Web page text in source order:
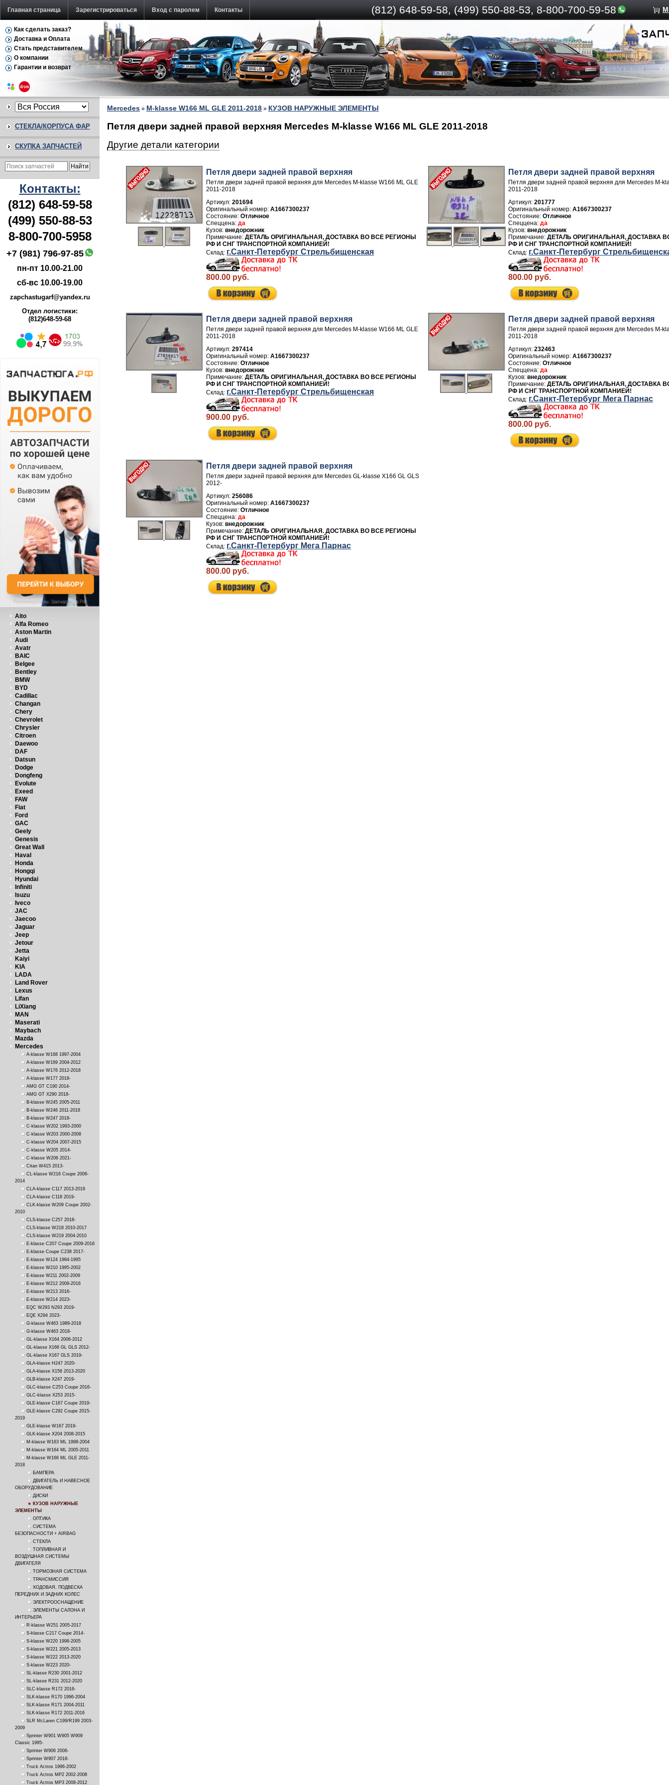
Главная страница Зарегистрироваться Вход с паролем Контакты (812) 648-59-58, (499) 550-88-53, 8-800-700-59-58
Как сделать заказ?
Доставка и Оплата
Стать представителем
О компании
Гарантии и возврат
СТЕКЛА/КОРПУСА ФАР
СКУПКА ЗАПЧАСТЕЙ
Контакты:
(812) 648-59-58
(499) 550-88-53
8-800-700-5958
+7 (981) 796-97-85
пн-пт 10.00-21.00
сб-вс 10.00-19.00
zapchastugarf@yandex.ru
Отдел логистики:
(812)648-59-68
Aito
Alfa Romeo
Aston Martin
Audi
Avatr
BAIC
Belgee
Bentley
BMW
BYD
Cadillac
Changan
Chery
Chevrolet
Chrysler
Citroen
Daewoo
DAF
Datsun
Dodge
Dongfeng
Evolute
Exeed
FAW
Fiat
Ford
GAC
Geely
Genesis
Great Wall
Haval
Honda
Hongqi
Hyundai
Infiniti
Isuzu
Iveco
JAC
Jaecoo
Jaguar
Jeep
Jetour
Jetta
Kaiyi
KIA
LADA
Land Rover
Lexus
Lifan
LiXiang
MAN
Maserati
Maybach
Mazda
Mercedes
A-klasse W168 1997-2004
A-klasse W169 2004-2012
A-klasse W176 2012-2018
A-klasse W177 2018-
AMG GT C190 2014-
AMG GT X290 2018-
B-klasse W245 2005-2011
B-klasse W246 2011-2018
B-klasse W247 2018-
C-klasse W202 1993-2000
C-klasse W203 2000-2008
C-klasse W204 2007-2015
C-klasse W205 2014-
C-klasse W206 2021-
Citan W415 2013-
CL-klasse W216 Coupe 2006-
2014
CLA-klasse C117 2013-2019
CLA-klasse C118 2019-
CLK-klasse W209 Coupe 2002-
2010
CLS-klasse C257 2018-
CLS-klasse W218 2010-2017
CLS-klasse W219 2004-2010
E-klasse C207 Coupe 2009-2016
E-klasse Coupe C238 2017-
E-klasse W124 1984-1995
E-klasse W210 1995-2002
E-klasse W211 2002-2009
E-klasse W212 2009-2016
E-klasse W213 2016-
E-klasse W214 2023-
EQC W293 N293 2019-
EQE X294 2023-
G-klasse W463 1989-2018
G-klasse W463 2018-
GL-klasse X164 2006-2012
GL-klasse X166 GL GLS 2012-
GL-klasse X167 GLS 2019-
GLA-klasse H247 2020-
GLA-klasse X156 2013-2020
GLB-klasse X247 2019-
GLC-klasse C253 Coupe 2016-
GLC-klasse X253 2015-
GLE-klasse C167 Coupe 2019-
GLE-klasse C292 Coupe 2015-
2019
GLE-klasse W167 2019-
GLK-klasse X204 2008-2015
M-klasse W163 ML 1998-2004
M-klasse W164 ML 2005-2011
M-klasse W166 ML GLE 2011-
2018
БАМПЕРА
ДВИГАТЕЛЬ И НАВЕСНОЕ
ОБОРУДОВАНИЕ
ДИСКИ
КУЗОВ НАРУЖНЫЕ
ЭЛЕМЕНТЫ
ОПТИКА
СИСТЕМА
БЕЗОПАСНОСТИ + AIRBAG
СТЕКЛА
ТОПЛИВНАЯ И
ВОЗДУШНАЯ СИСТЕМЫ
ДВИГАТЕЛЯ
ТОРМОЗНАЯ СИСТЕМА
ТРАНСМИССИЯ
ХОДОВАЯ, ПОДВЕСКА
ПЕРЕДНИХ И ЗАДНИХ КОЛЕС
ЭЛЕКТРООСНАЩЕНИЕ
ЭЛЕМЕНТЫ САЛОНА И
ИНТЕРЬЕРА
R-klasse W251 2005-2017
S-klasse C217 Coupe 2014-
S-klasse W220 1998-2005
S-klasse W221 2005-2013
S-klasse W222 2013-2020
S-klasse W223 2020-
SL-klasse R230 2001-2012
SL-klasse R231 2012-2020
SLC-klasse R172 2016-
SLK-klasse R170 1996-2004
SLK-klasse R171 2004-2011
SLK-klasse R172 2011-2016
SLR McLaren C199/R199 2003-
2009
Sprinter W901 W905 W909
Classic 1995-
Sprinter W906 2006-
Sprinter W907 2018-
Truck Actros 1996-2002
Truck Actros MP2 2002-2008
Truck Actros MP3 2008-2012
Mercedes » M-klasse W166 ML GLE 2011-2018 » КУЗОВ НАРУЖНЫЕ ЭЛЕМЕНТЫ
Петля двери задней правой верхняя Mercedes M-klasse W166 ML GLE 2011-2018
Другие детали категории
Петля двери задней правой верхняя
Петля двери задней правой верхняя для Mercedes M-klasse W166 ML GLE
2011-2018
Артикул:201694
A1667300237
Отличное
да
внедорожник
ДЕТАЛЬ ОРИГИНАЛЬНАЯ, ДОСТАВКА ВО ВСЕ РЕГИОНЫ
РФ И СНГ ТРАНСПОРТНОЙ КОМПАНИЕЙ!
г.Санкт-Петербург Стрельбищенская
800.00 руб.
Петля двери задней правой верхняя
Петля двери задней правой верхняя для Mercedes M-
2011-2018
Артикул:201777
A1667300237
Отличное
да
внедорожник
ДЕТАЛЬ ОРИГИНАЛЬНАЯ, ДОСТАВКА
РФ И СНГ ТРАНСПОРТНОЙ КОМПАНИЕЙ!
г.Санкт-Петербург
800.00 руб.
Петля двери задней правой верхняя
Петля двери задней правой верхняя для Mercedes M-klasse W166 ML GLE
2011-2018
Артикул:297414
A1667300237
Отличное
внедорожник
ДЕТАЛЬ ОРИГИНАЛЬНАЯ, ДОСТАВКА ВО ВСЕ РЕГИОНЫ
РФ И СНГ ТРАНСПОРТНОЙ КОМПАНИЕЙ!
г.Санкт-Петербург Стрельбищенская
900.00 руб.
Петля двери задней правой верхняя
Петля двери задней правой верхняя для Mercedes M-
2011-2018
Артикул:232463
A1667300237
Отличное
да
внедорожник
ДЕТАЛЬ ОРИГИНАЛЬНАЯ, ДОСТАВКА
РФ И СНГ ТРАНСПОРТНОЙ КОМПАНИЕЙ!
г.Санкт-Петербург Мега Парнас
800.00 руб.
Петля двери задней правой верхняя
Петля двери задней правой верхняя для Mercedes GL-klasse X166 GL GLS
2012-
Артикул:256086
A1667300237
Отличное
да
внедорожник
ДЕТАЛЬ ОРИГИНАЛЬНАЯ. ДОСТАВКА ВО ВСЕ РЕГИОНЫ
РФ И СНГ ТРАНСПОРТНОЙ КОМПАНИЕЙ!
г.Санкт-Петербург Мега Парнас
800.00 руб.